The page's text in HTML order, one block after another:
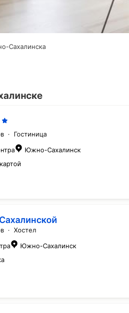
Сахалинска
· Гостиница
Южно-Сахалинск
· Хостел
Южно-Сахалинск